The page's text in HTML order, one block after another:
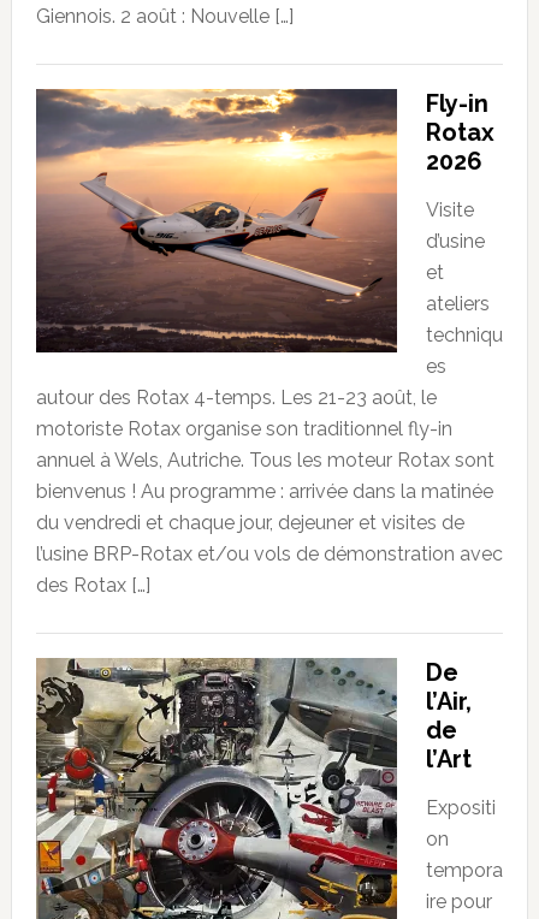
Giennois. 2 août : Nouvelle […]
Fly-in
Rotax
2026
Visite
d’usine
et
ateliers
techniqu
es
autour des Rotax 4-temps. Les 21-23 août, le
motoriste Rotax organise son traditionnel fly-in
annuel à Wels, Autriche. Tous les moteur Rotax sont
bienvenus ! Au programme : arrivée dans la matinée
du vendredi et chaque jour, dejeuner et visites de
l’usine BRP-Rotax et/ou vols de démonstration avec
des Rotax […]
De
l’Air,
de
l’Art
Expositi
on
tempora
ire pour